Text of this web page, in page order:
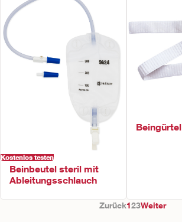
Kostenlos testen
Beinbeutel steril mit
Ableitungsschlauch
Beingürtel
Zurück123Weiter